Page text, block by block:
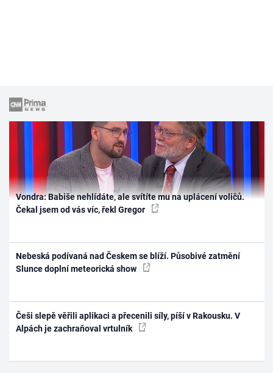
Vondra: Babiše nehlídáte, ale svítíte mu na uplácení voličů.
Čekal jsem od vás víc, řekl Gregor
Nebeská podívaná nad Českem se blíží. Působivé zatmění
Slunce doplní meteorická show
Češi slepě věřili aplikaci a přecenili síly, píší v Rakousku. V
Alpách je zachraňoval vrtulník